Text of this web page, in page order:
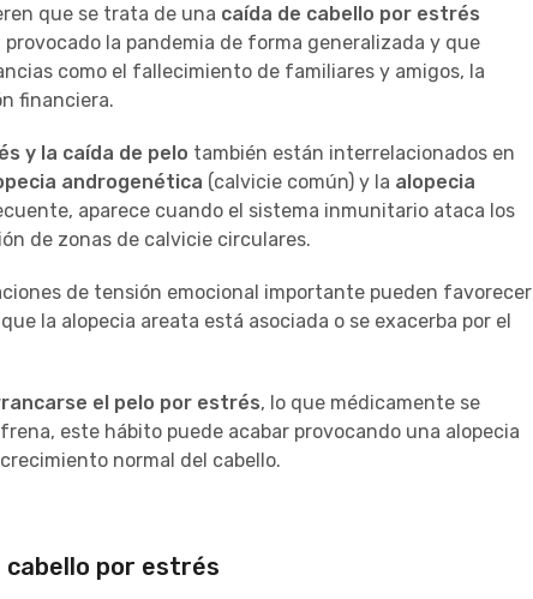
que se trata de una caída de cabello por estrés
provocado la pandemia de forma generalizada y que
como el fallecimiento de familiares y amigos, la
financiera.
y la caída de pelo también están interrelacionados en
androgenética (calvicie común) y la alopecia
aparece cuando el sistema inmunitario ataca los
de zonas de calvicie circulares.
de tensión emocional importante pueden favorecer
la alopecia areata está asociada o se exacerba por el
el pelo por estrés, lo que médicamente se
frena, este hábito puede acabar provocando una alopecia
normal del cabello.
por estrés